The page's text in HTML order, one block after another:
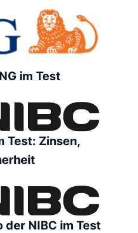
im Test
Test: Zinsen,
NIBC im Test